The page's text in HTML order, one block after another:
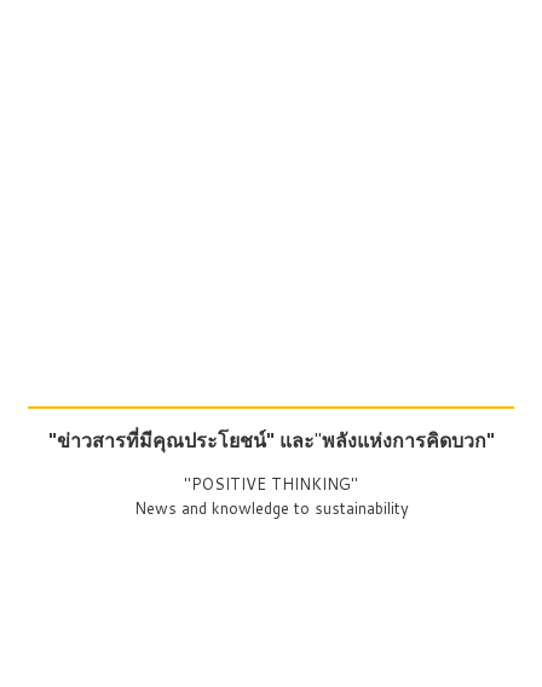
"ข่าวสารที่มีคุณประโยชน์" และ"พลังแห่งการคิดบวก"
"POSITIVE THINKING"
News and knowledge to sustainability